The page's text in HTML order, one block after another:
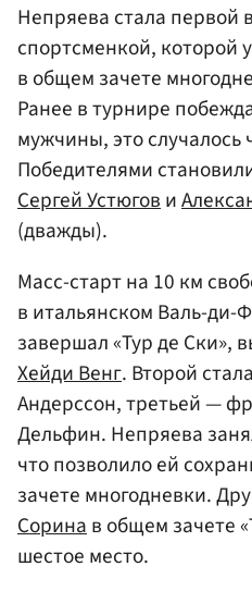
Непряева стала первой
спортсменкой, которой
в общем зачете
Ранее в турнире
мужчины, это случалось
Победителями
Сергей Устюгови
(дважды).
Масс-старт на 10 км
в итальянском Валь-ди-
завершал «Тур де Ски»,
Хейди Венг. Второй
Андерссон, третьей —
Дельфин. Непряева
что позволило ей
зачете многодневки.
Соринав общем зачете
шестое место.